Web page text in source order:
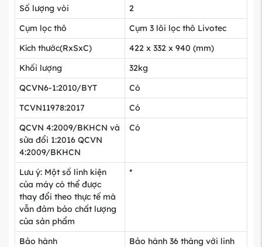
Số lượng vòi
2
Cụm lọc thô
Cụm 3 lõi lọc thô Livotec
Kích thước(RxSxC)
422 x 332 x 940 (mm)
Khối lượng
32kg
QCVN6-1:2010/BYT
Có
TCVN11978:2017
Có
QCVN 4:2009/BKHCN và
sửa đổi 1:2016 QCVN
4:2009/BKHCN
Có
Lưu ý: Một số linh kiện
của máy có thể được
thay đổi theo thực tế mà
vẫn đảm bảo chất lượng
của sản phẩm
*
Bảo hành
Bảo hành 36 tháng với linh